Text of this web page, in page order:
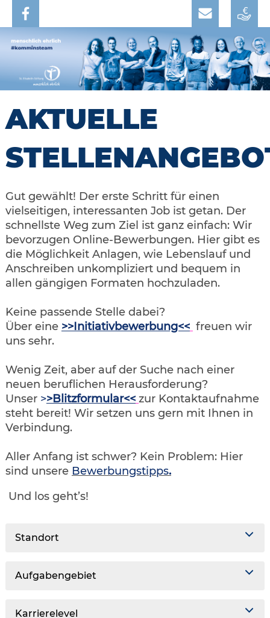
AKTUELLE
Gut gewählt! Der erste Schritt für einen
vielseitigen, interessanten Job ist getan. Der
schnellste Weg zum Ziel ist ganz einfach: Wir
bevorzugen Online-Bewerbungen. Hier gibt es
die Möglichkeit Anlagen, wie Lebenslauf und
Anschreiben unkompliziert und bequem in
allen gängigen Formaten hochzuladen.
Keine passende Stelle dabei?
Über eine >>Initiativbewerbung<< freuen wir
uns sehr.
Wenig Zeit, aber auf der Suche nach einer
neuen beruflichen Herausforderung?
Unser >>Blitzformular<< zur Kontaktaufnahme
steht bereit! Wir setzen uns gern mit Ihnen in
Verbindung.
Aller Anfang ist schwer? Kein Problem: Hier
sind unsere Bewerbungstipps.
Und los geht’s!
Standort
Aufgabengebiet
Karrierelevel